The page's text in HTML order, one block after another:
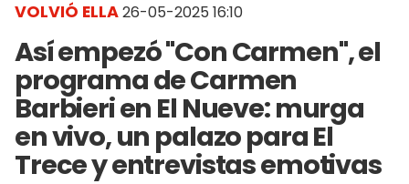
VOLVIÓ ELLA26-05-2025 16:10
Así empezó "Con Carmen", el
programa de Carmen
Barbieri en El Nueve: murga
en vivo, un palazo para El
Trece y entrevistas emotivas